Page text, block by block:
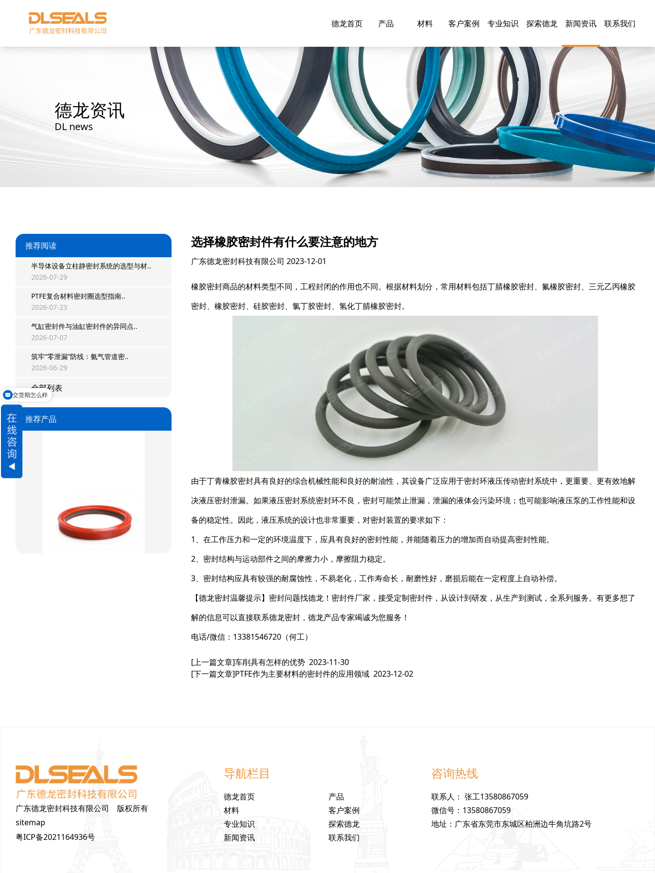
德龙首页 产品 材料 客户案例 专业知识 探索德龙 新闻资讯 联系我们
德龙资讯
DL news
推荐阅读
半导体设备立柱静密封系统的选型与材..
2026-07-29
PTFE复合材料密封圈选型指南..
2026-07-23
气缸密封件与油缸密封件的异同点..
2026-07-07
筑牢“零泄漏”防线：氨气管道密..
2026-06-29
全部列表
推荐产品
方形组合封
星型双O组合
阶梯组合封
选择橡胶密封件有什么要注意的地方
广东德龙密封科技有限公司 2023-12-01
橡胶密封商品的材料类型不同，工程封闭的作用也不同。根据材料划分，常用材料包括丁腈橡胶密封、氟橡胶密封、三元乙丙橡胶
密封、橡胶密封、硅胶密封、氯丁胶密封、氢化丁腈橡胶密封。
由于丁青橡胶密封具有良好的综合机械性能和良好的耐油性，其设备广泛应用于密封环液压传动密封系统中，更重要、更有效地解
决液压密封泄漏。如果液压密封系统密封环不良，密封可能禁止泄漏，泄漏的液体会污染环境；也可能影响液压泵的工作性能和设
备的稳定性。因此，液压系统的设计也非常重要，对密封装置的要求如下：
1、在工作压力和一定的环境温度下，应具有良好的密封性能，并能随着压力的增加而自动提高密封性能。
2、密封结构与运动部件之间的摩擦力小，摩擦阻力稳定。
3、密封结构应具有较强的耐腐蚀性，不易老化，工作寿命长，耐磨性好，磨损后能在一定程度上自动补偿。
【德龙密封温馨提示】密封问题找德龙！密封件厂家，接受定制密封件，从设计到研发，从生产到测试，全系列服务。有更多想了
解的信息可以直接联系德龙密封，德龙产品专家竭诚为您服务！
电话/微信：13381546720（何工）
[上一篇文章]车削具有怎样的优势 2023-11-30
[下一篇文章]PTFE作为主要材料的密封件的应用领域 2023-12-02
广东德龙密封科技有限公司 版权所有
sitemap
粤ICP备2021164936号
导航栏目
德龙首页
产品
材料
客户案例
专业知识
探索德龙
新闻资讯
联系我们
咨询热线
联系人 ：张工13580867059
微信号 ： 13580867059
地址 ： 广东省东莞市东城区柏洲边牛角坑路2号
请问可以定制吗